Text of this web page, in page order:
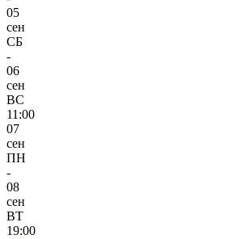
05
сен
СБ
-
06
сен
ВС
11:00
07
сен
ПН
-
08
сен
ВТ
19:00